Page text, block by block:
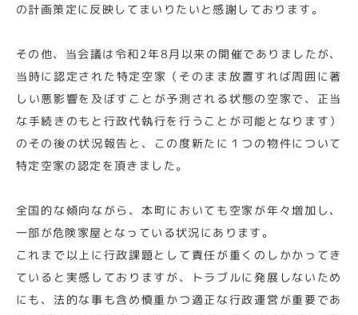
の計画策定に反映してまいりたいと感謝しております。
その他、当会議は令和2年8月以来の開催でありましたが、
当時に認定された特定空家（そのまま放置すれば周囲に著
しい悪影響を及ぼすことが予測される状態の空家で、正当
な手続きのもと行政代執行を行うことが可能となります）
のその後の状況報告と、この度新たに１つの物件について
特定空家の認定を頂きました。
全国的な傾向ながら、本町においても空家が年々増加し、
一部が危険家屋となっている状況にあります。
これまで以上に行政課題として責任が重くのしかかってき
ていると実感しておりますが、トラブルに発展しないため
にも、法的な事も含め慎重かつ適正な行政運営が重要であ